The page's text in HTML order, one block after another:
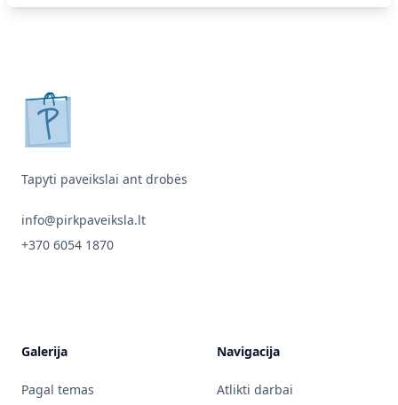
pirkpaveiksla.lt
Tapyti paveikslai ant drobės
info@pirkpaveiksla.lt
+370 6054 1870
Galerija
Pagal temas
Navigacija
Atlikti darbai